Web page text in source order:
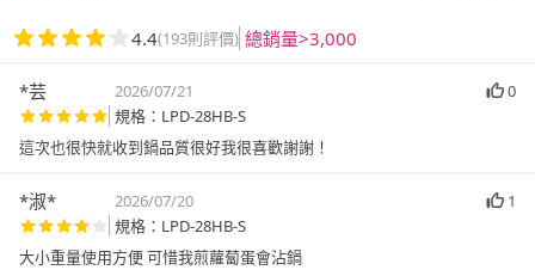
4.4(193則評價) 總銷量>3,000
*芸 2026/07/21
0
規格：LPD-28HB-S
這次也很快就收到鍋品質很好我很喜歡謝謝！
*淑* 2026/07/20
1
規格：LPD-28HB-S
大小重量使用方便 可惜我煎蘿蔔蛋會沾鍋